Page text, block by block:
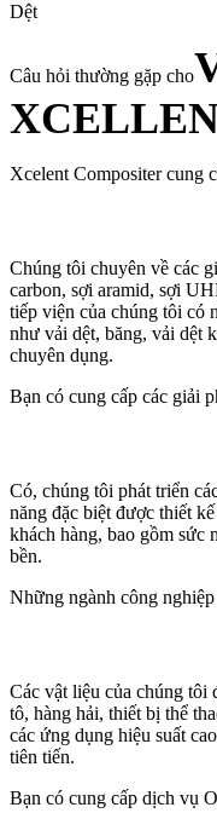
Dệt
Câu hỏi thường gặp cho
Xcelent Compositer cung
Chúng tôi chuyên về các
carbon, sợi aramid, sợi
tiếp viện của chúng tôi có
như vải dệt, băng, vải dệt
chuyên dụng.
Bạn có cung cấp các giải
Có, chúng tôi phát triển
năng đặc biệt được thiết
khách hàng, bao gồm sức
bền.
Những ngành công
Các vật liệu của chúng tôi
tô, hàng hải, thiết bị thể
các ứng dụng hiệu suất
tiên tiến.
Bạn có cung cấp dịch vụ